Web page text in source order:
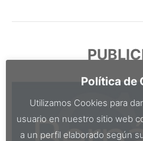
Política de
Utilizamos Cookies para
usuario en nuestro sitio web
a un perfil elaborado según